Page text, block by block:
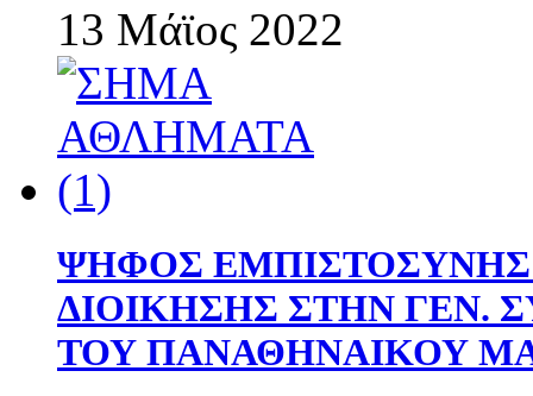
13 Μάϊος 2022
ΨΗΦΟΣ
ΔΙΟΙΚΗΣΗΣ ΣΤΗΝ ΓΕΝ.
ΤΟΥ ΠΑΝΑΘΗΝΑΙΚΟΥ